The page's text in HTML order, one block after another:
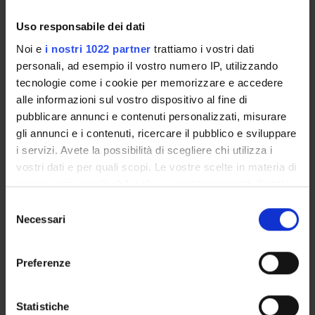
Uso responsabile dei dati
Noi e i nostri 1022 partner trattiamo i vostri dati
personali, ad esempio il vostro numero IP, utilizzando
tecnologie come i cookie per memorizzare e accedere
alle informazioni sul vostro dispositivo al fine di
pubblicare annunci e contenuti personalizzati, misurare
gli annunci e i contenuti, ricercare il pubblico e sviluppare
i servizi. Avete la possibilità di scegliere chi utilizza i
vostri dati e per quali scopi. Le vostre scelte in materia di
privacy sono applicabili solo su questa proprietà digitale
modificare o revocare il proprio consenso in qualsiasi
momento dalla Dichiarazione sui cookie o facendo clic
raccogliere informazioni sulla tua posizione
delNecessari
Preferenze
Statistiche
D 1 PERIODO DIDATTICO Corrado Viola
E 2 PERIODO DIDATTICO
TESTI DI RIFERIMENTO
Presentazione
Insegnamenti